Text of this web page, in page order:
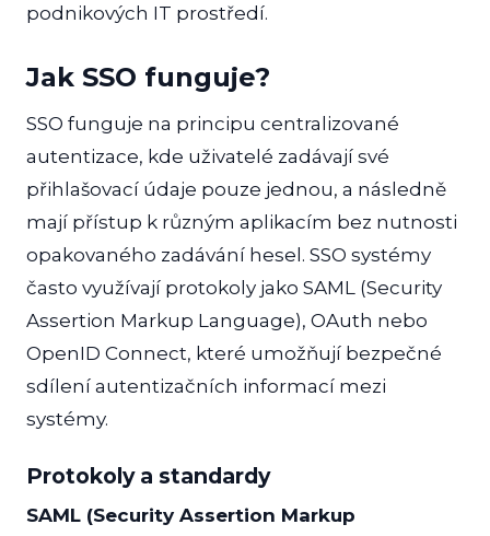
podnikových IT prostředí.
Jak SSO funguje?
SSO funguje na principu centralizované
autentizace, kde uživatelé zadávají své
přihlašovací údaje pouze jednou, a následně
mají přístup k různým aplikacím bez nutnosti
opakovaného zadávání hesel. SSO systémy
často využívají protokoly jako SAML (Security
Assertion Markup Language), OAuth nebo
OpenID Connect, které umožňují bezpečné
sdílení autentizačních informací mezi
systémy.
Protokoly a standardy
SAML (Security Assertion Markup